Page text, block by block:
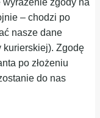
– chodzi po
nasze dane
kurierskiej). Zgodę
po złożeniu
do nas